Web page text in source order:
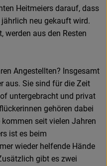
Heitmeiers darauf, dass
neu gekauft wird.
werden aus den Resten
Angestellten? Insgesamt
aus. Sie sind für die Zeit
untergebracht und privat
gehören dabei
seit vielen Jahren
ist es beim
wieder helfende Hände
gibt es zwei